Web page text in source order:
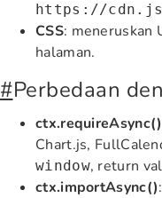
https://
CSS: meneruskan
halaman.
#Perbedaan
ctx.requireAsync()
Chart.js,
window, return
ctx.importAsync()